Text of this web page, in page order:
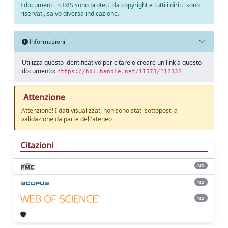
I documenti in IRIS sono protetti da copyright e tutti i diritti sono
riservati, salvo diversa indicazione.
Informazioni
Utilizza questo identificativo per citare o creare un link a questo
documento: https://hdl.handle.net/11573/112332
Attenzione
Attenzione! I dati visualizzati non sono stati sottoposti a
validazione da parte dell'ateneo
Citazioni
ND
ND
ND